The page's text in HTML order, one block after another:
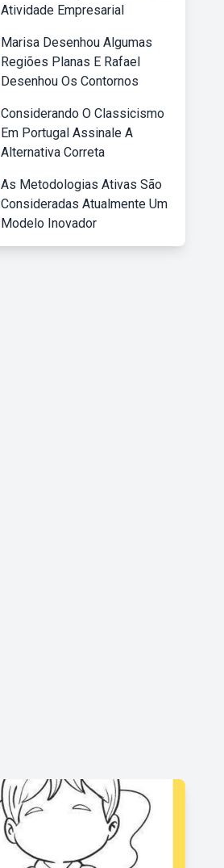
Atividade Empresarial
Marisa Desenhou Algumas
Regiões Planas E Rafael
Desenhou Os Contornos
Considerando O Classicismo
Em Portugal Assinale A
Alternativa Correta
As Metodologias Ativas São
Consideradas Atualmente Um
Modelo Inovador